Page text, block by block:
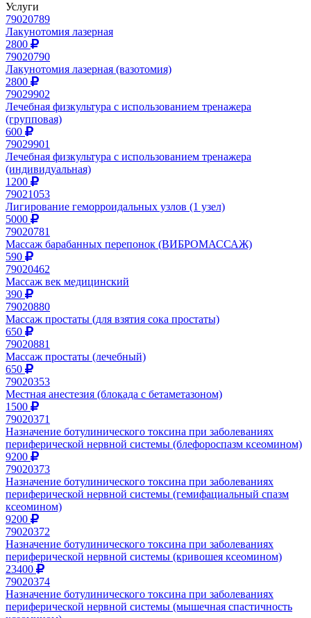
Услуги
79020789
Лакунотомия лазерная
2800
79020790
Лакунотомия лазерная (вазотомия)
2800
79029902
Лечебная физкультура с использованием тренажера
(групповая)
600
79029901
Лечебная физкультура с использованием тренажера
(индивидуальная)
1200
79021053
Лигирование геморроидальных узлов (1 узел)
5000
79020781
Массаж барабанных перепонок (ВИБРОМАССАЖ)
590
79020462
Массаж век медицинский
390
79020880
Массаж простаты (для взятия сока простаты)
650
79020881
Массаж простаты (лечебный)
650
79020353
Местная анестезия (блокада с бетаметазоном)
1500
79020371
Назначение ботулинического токсина при заболеваниях
периферической нервной системы (блефороспазм ксеомином)
9200
79020373
Назначение ботулинического токсина при заболеваниях
периферической нервной системы (гемифациальный спазм
ксеомином)
9200
79020372
Назначение ботулинического токсина при заболеваниях
периферической нервной системы (кривошея ксеомином)
23400
79020374
Назначение ботулинического токсина при заболеваниях
периферической нервной системы (мышечная спастичность